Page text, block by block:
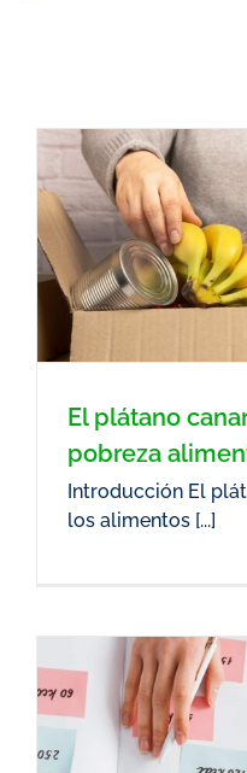
El plátano
pobreza
Introducción El
los alimentos [...]